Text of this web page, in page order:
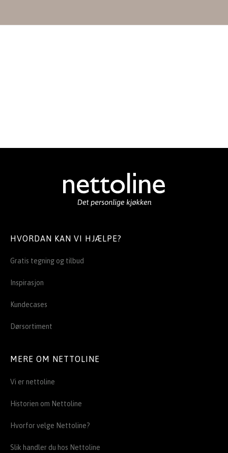
HVORDAN KAN VI HJÆLPE?
Gratis tegning og tilbud
Inspirasjon
Kundecases
Dørsortiment
MERE OM NETTOLINE
Vi er nettoline
Historien om Nettoline
Hvorfor velge Nettoline?
Slik handler du hos Nettoline